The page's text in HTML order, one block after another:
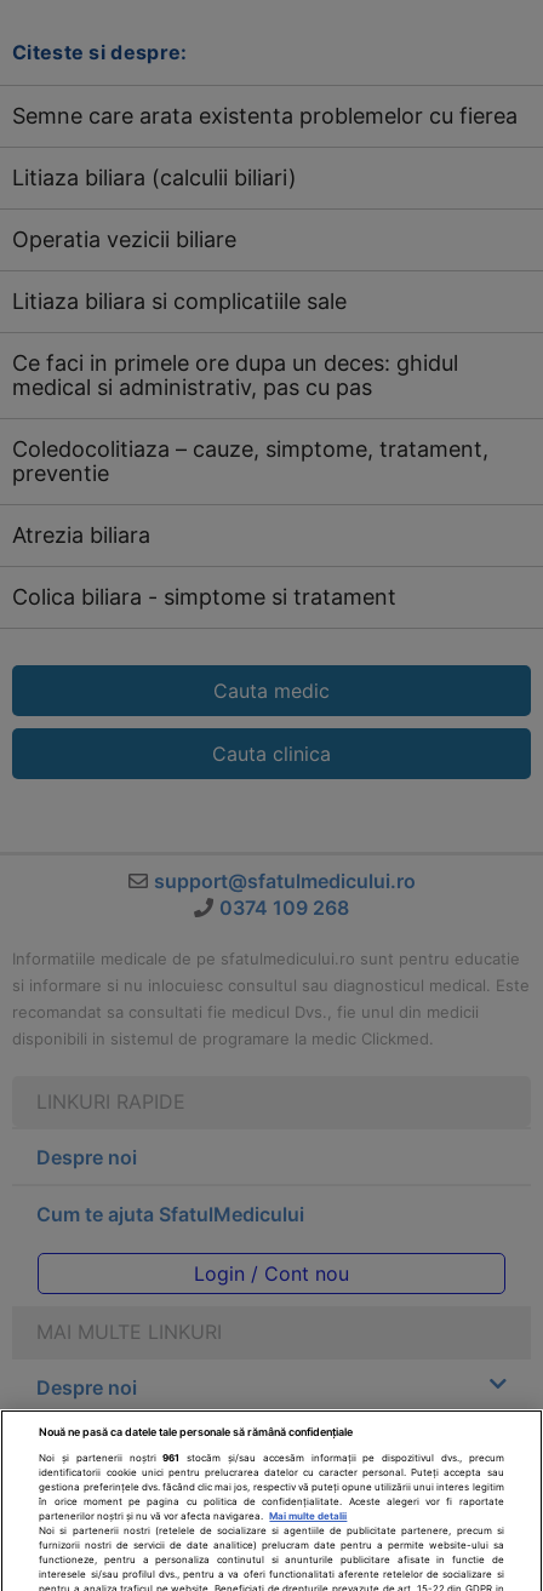
Citeste si despre:
Semne care arata existenta problemelor cu fierea
Litiaza biliara (calculii biliari)
Operatia vezicii biliare
Litiaza biliara si complicatiile sale
Ce faci in primele ore dupa un deces: ghidul
medical si administrativ, pas cu pas
Coledocolitiaza – cauze, simptome, tratament,
preventie
Atrezia biliara
Colica biliara - simptome si tratament
Cauta medic
Cauta clinica
support@sfatulmedicului.ro
0374 109 268
Informatiile medicale de pe sfatulmedicului.ro sunt pentru educatie
si informare si nu inlocuiesc consultul sau diagnosticul medical. Este
recomandat sa consultati fie medicul Dvs., fie unul din medicii
disponibili in sistemul de programare la medic Clickmed.
LINKURI RAPIDE
Despre noi
Cum te ajuta SfatulMedicului
Login / Cont nou
MAI MULTE LINKURI
Despre noi
Legal
Drepturile consumatorului
Parteneri
Nouă ne pasă ca datele tale personale să rămână confidențiale
Noi și partenerii noștri961
stocăm și/sau accesăm informații pe dispozitivul dvs., precum
identificatorii cookie unici pentru prelucrarea datelor cu caracter personal. Puteți accepta sau
gestiona preferințele dvs. făcând clic mai jos, respectiv vă puteți opune utilizării unui interes legitim
în orice moment pe pagina cu politica de confidențialitate. Aceste alegeri vor fi raportate
partenerilor noștri și nu vă vor afecta navigarea.
Mai multe detalii
Noi si partenerii nostri (retelele de socializare si agentiile de publicitate partenere, precum si
furnizorii nostri de servicii de date analitice) prelucram date pentru a permite website-ului sa
functioneze, pentru a personaliza continutul si anunturile publicitare afisate in functie de
interesele si/sau profilul dvs., pentru a va oferi functionalitati aferente retelelor de socializare si
pentru a analiza traficul pe website. Beneficiati de drepturile prevazute de art. 15-22 din GDPR in